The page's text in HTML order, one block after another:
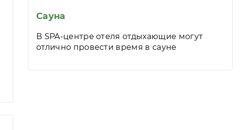
Сауна
В SPA-центре отеля отдыхающие могут
отлично провести время в сауне